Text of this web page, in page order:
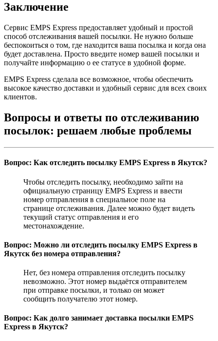
Заключение
Сервис EMPS Express предоставляет удобный и простой
способ отслеживания вашей посылки. Не нужно больше
беспокоиться о том, где находится ваша посылка и когда она
будет доставлена. Просто введите номер вашей посылки и
получайте информацию о ее статусе в удобной форме.
EMPS Express сделала все возможное, чтобы обеспечить
высокое качество доставки и удобный сервис для всех своих
клиентов.
Вопросы и ответы по отслеживанию
посылок: решаем любые проблемы
Вопрос: Как отследить посылку EMPS Express в Якутск?
Чтобы отследить посылку, необходимо зайти на
официальную страницу EMPS Express и ввести
номер отправления в специальное поле на
странице отслеживания. Далее можно будет видеть
текущий статус отправления и его
местонахождение.
Вопрос: Можно ли отследить посылку EMPS Express в
Якутск без номера отправления?
Нет, без номера отправления отследить посылку
невозможно. Этот номер выдаётся отправителем
при отправке посылки, и только он может
сообщить получателю этот номер.
Вопрос: Как долго занимает доставка посылки EMPS
Express в Якутск?